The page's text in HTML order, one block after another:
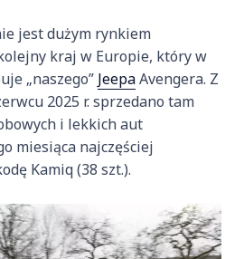
jest dużym rynkiem
kraj w Europie, który w
„naszego” JeepaAvengera. Z
2025 r. sprzedano tam
i lekkich aut
miesiąca najczęściej
Kamiq (38 szt.).